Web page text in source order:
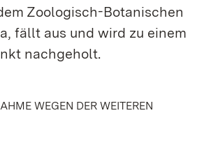
Zoologisch-Botanischen
fällt aus und wird zu einem
nachgeholt.
WEGEN DER WEITEREN